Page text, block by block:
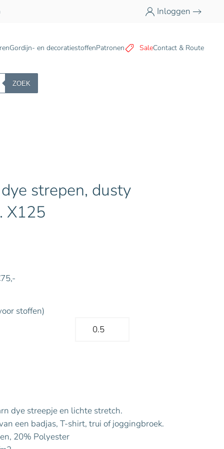
Inloggen
Gordijn- en decoratiestoffenPatronen SaleContact & Route
ZOEK
strepen, dusty
X125
stoffen)
dye streepje en lichte stretch.
een badjas, T-shirt, trui of joggingbroek.
20% Polyester